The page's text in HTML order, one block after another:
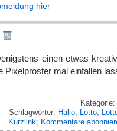
hier
einen etwas
Pixelproster mal einfallen
Kategorie:
Schlagwörter: Hallo, Lotto,
Kurzlink; Kommentare